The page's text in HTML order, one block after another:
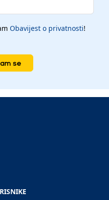
Obavijest o privatnosti!
se